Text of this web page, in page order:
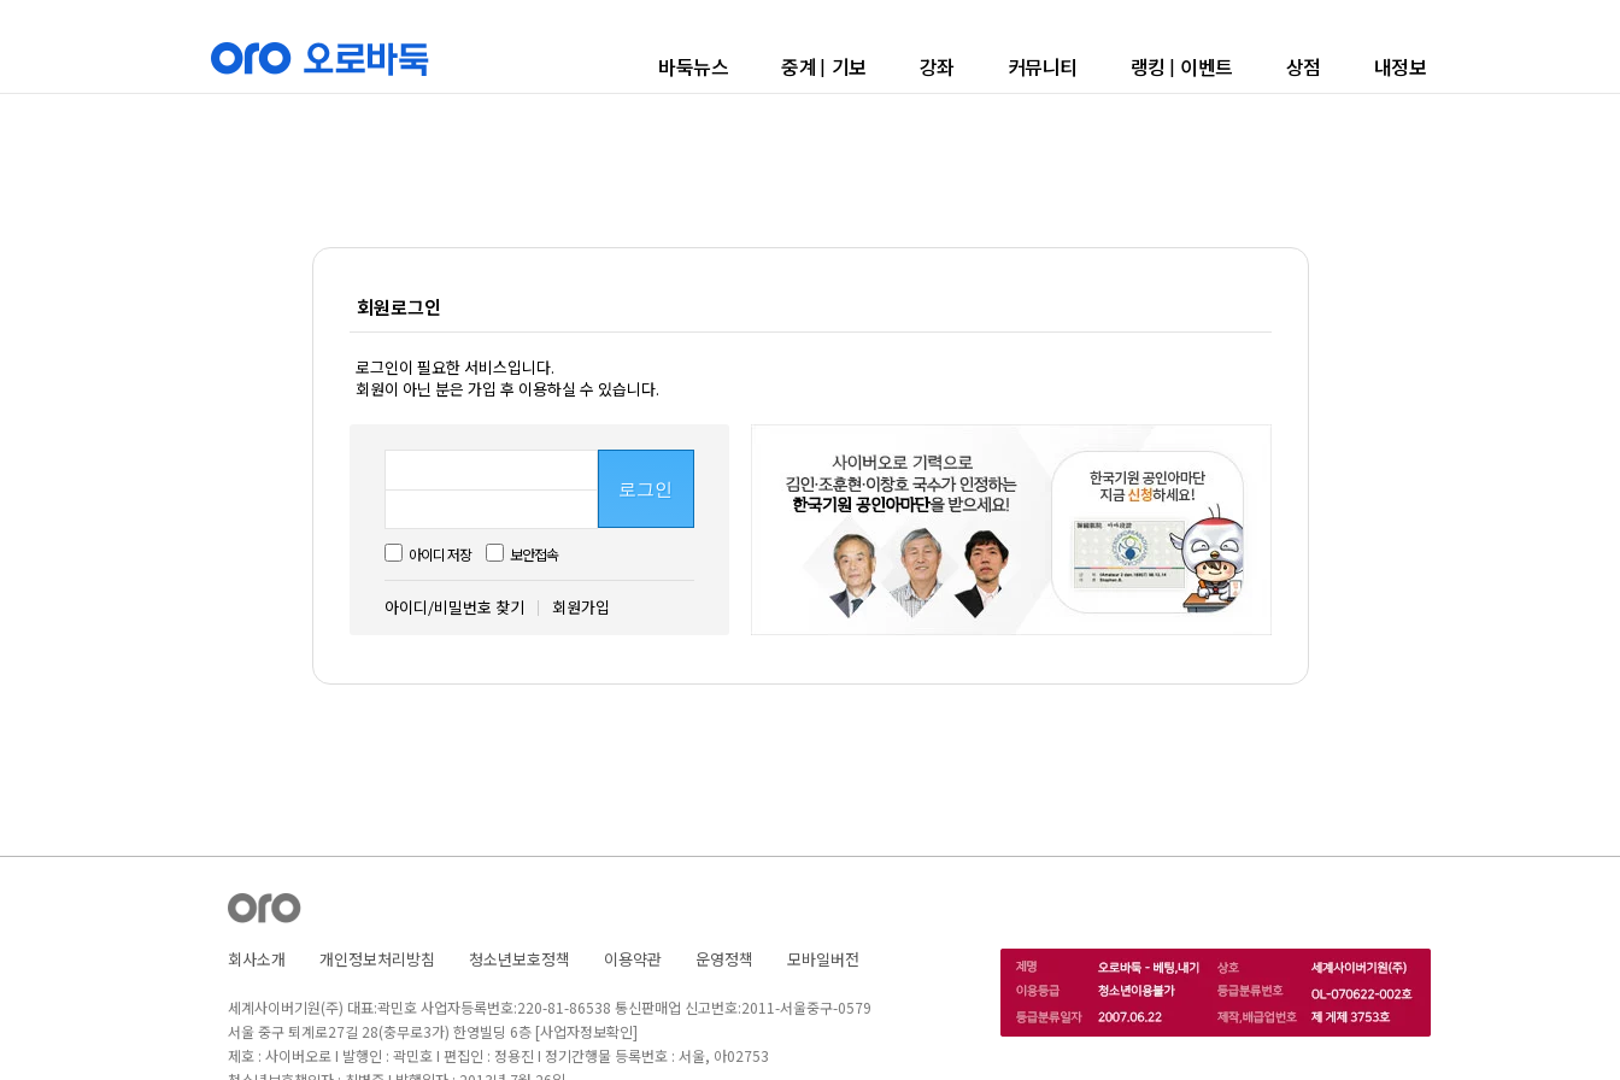
바둑뉴스 중계 | 기보 강좌 커뮤니티 랭킹 | 이벤트 상점 내정보
회원로그인
로그인이 필요한 서비스입니다.
회원이 아닌 분은 가입 후 이용하실 수 있습니다.
로그인
아이디 저장 보안접속
아이디/비밀번호 찾기 회원가입
회사소개 개인정보처리방침 청소년보호정책 이용약관 운영정책 모바일버전
세계사이버기원(주) 대표:곽민호 사업자등록번호:220-81-86538 통신판매업 신고번호:2011-서울중구-0579
서울 중구 퇴계로27길 28(충무로3가) 한영빌딩 6층 [사업자정보확인]
제호 : 사이버오로 I 발행인 : 곽민호 I 편집인 : 정용진 I 정기간행물 등록번호 : 서울, 아02753